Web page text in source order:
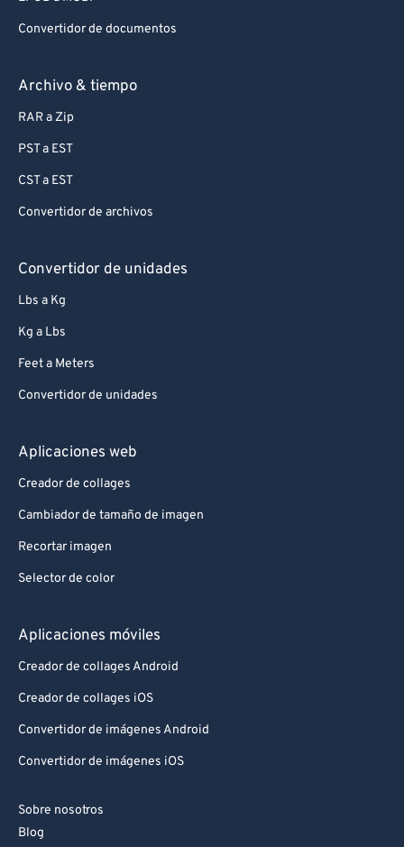
Convertidor de documentos
Archivo & tiempo
RAR a Zip
PST a EST
CST a EST
Convertidor de archivos
Convertidor de unidades
Lbs a Kg
Kg a Lbs
Feet a Meters
Convertidor de unidades
Aplicaciones web
Creador de collages
Cambiador de tamaño de imagen
Recortar imagen
Selector de color
Aplicaciones móviles
Creador de collages Android
Creador de collages iOS
Convertidor de imágenes Android
Convertidor de imágenes iOS
Sobre nosotros
Blog